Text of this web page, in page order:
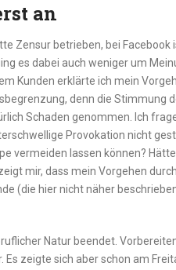
an
Zensur betrieben, bei Facebook
es dabei auch weniger um
Kunden erklärte ich mein
denn die Stimmung
Schaden genommen. Ich
Provokation nicht
vermeiden lassen können?
mir, dass mein Vorgehen
(die hier nicht näher
Natur beendet.
zeigte sich aber schon am